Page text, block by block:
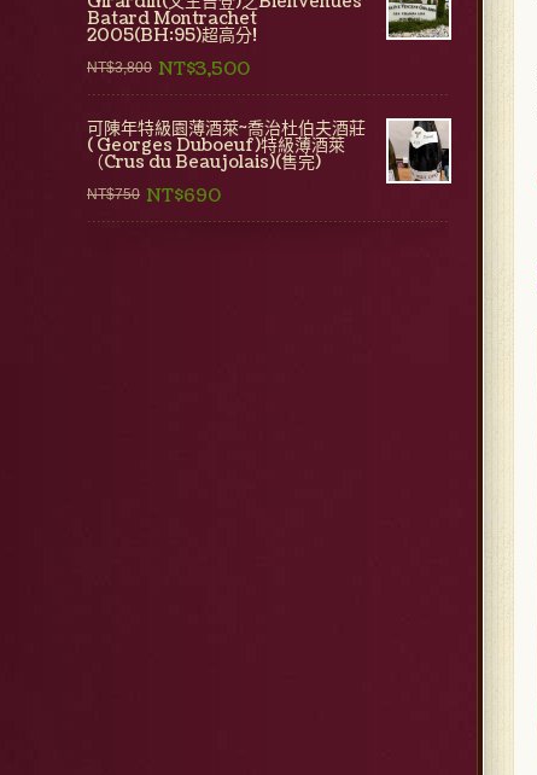
Batard Montrachet
2005(BH:95)超高分!
NT$3,800 NT$3,500
可陳年特級園薄酒萊~喬治杜伯夫酒莊
( Georges Duboeuf)特級薄酒萊
（Crus du Beaujolais)(售完)
NT$750 NT$690